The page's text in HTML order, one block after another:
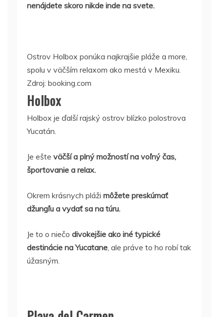
nenájdete skoro nikde inde na svete.
Ostrov Holbox ponúka najkrajšie pláže a more,
spolu v väčším relaxom ako mestá v Mexiku.
Zdroj: booking.com
Holbox
Holbox je ďalší rajský ostrov blízko polostrova
Yucatán.
Je ešte väčší a plný možností na voľný čas,
športovanie a relax.
Okrem krásnych pláži môžete preskúmať
džungľu a vydať sa na túru.
Je to o niečo divokejšie ako iné typické
destinácie na Yucatane, ale práve to ho robí tak
úžasným.